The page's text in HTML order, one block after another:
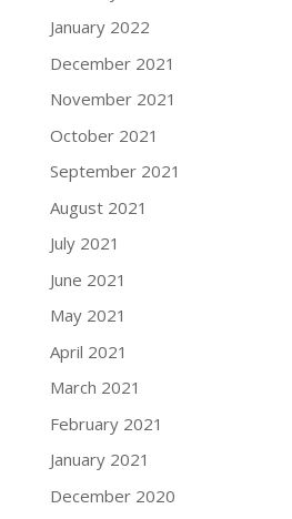
January 2022
December 2021
November 2021
October 2021
September 2021
August 2021
July 2021
June 2021
May 2021
April 2021
March 2021
February 2021
January 2021
December 2020